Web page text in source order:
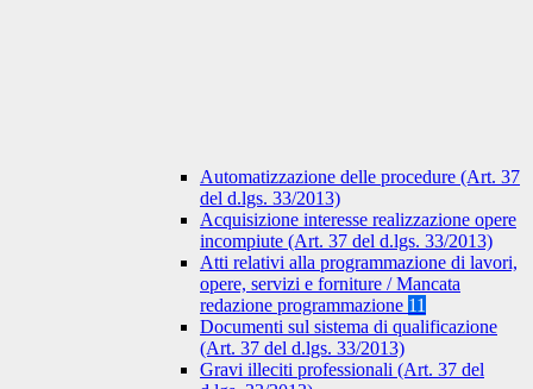
Automatizzazione delle procedure (Art. 37
del d.lgs. 33/2013)
Acquisizione interesse realizzazione opere
incompiute (Art. 37 del d.lgs. 33/2013)
Atti relativi alla programmazione di lavori,
opere, servizi e forniture / Mancata
redazione programmazione 11
Documenti sul sistema di qualificazione
(Art. 37 del d.lgs. 33/2013)
Gravi illeciti professionali (Art. 37 del